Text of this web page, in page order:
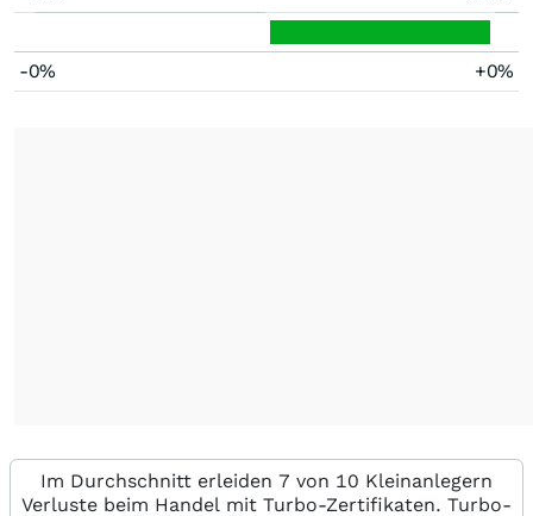
-0% +0%
Im Durchschnitt erleiden 7 von 10 Kleinanlegern
Verluste beim Handel mit Turbo-Zertifikaten. Turbo-